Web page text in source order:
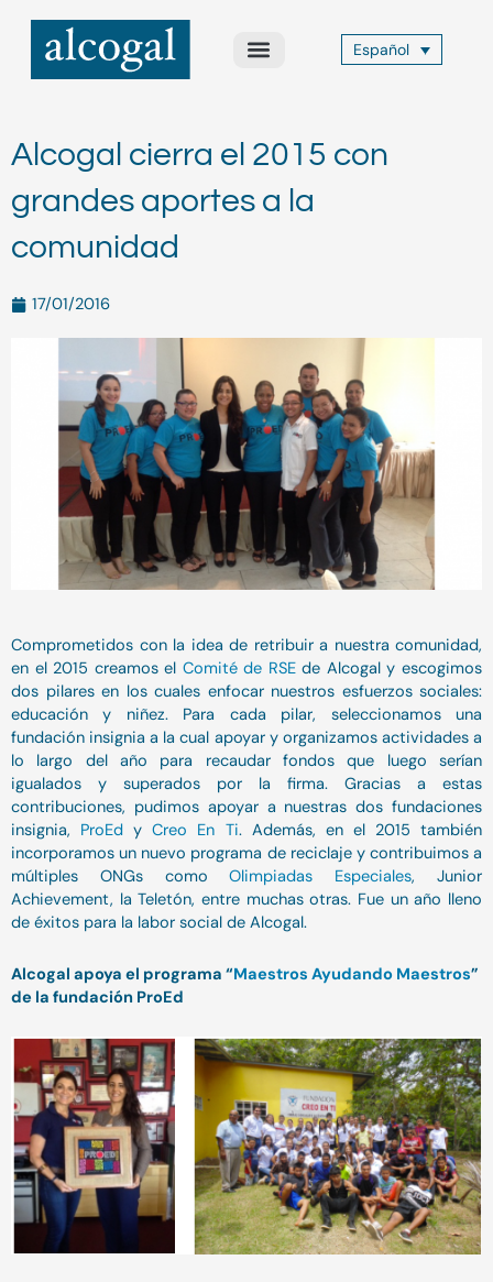
contenido
Español
Alcogal cierra el 2015 con
grandes aportes a la
comunidad
17/01/2016
Comprometidos con la idea de retribuir a nuestra comunidad,
en el 2015 creamos el Comité de RSEde Alcogal y escogimos
dos pilares en los cuales enfocar nuestros esfuerzos sociales:
educación y niñez. Para cada pilar, seleccionamos una
fundación insignia a la cual apoyar y organizamos actividades a
lo largo del año para recaudar fondos que luego serían
igualados y superados por la firma. Gracias a estas
contribuciones, pudimos apoyar a nuestras dos fundaciones
insignia, ProEd yCreo En Ti. Además, en el 2015 también
incorporamos un nuevo programa de reciclaje y contribuimos a
múltiples ONGs comoOlimpiadas Especiales, Junior
Achievement, la Teletón, entre muchas otras. Fue un año lleno
de éxitos para la labor social de Alcogal.
Alcogal apoya el programa “Maestros Ayudando Maestros”
de la fundación ProEd